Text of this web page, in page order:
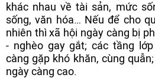
khác nhau về tài sản, mức
sống, văn hóa… Nếu để cho
nhiên thì xã hội ngày càng bị
- nghèo gay gắt; các tầng
càng gặp khó khăn, cùng
ngày càng cao.